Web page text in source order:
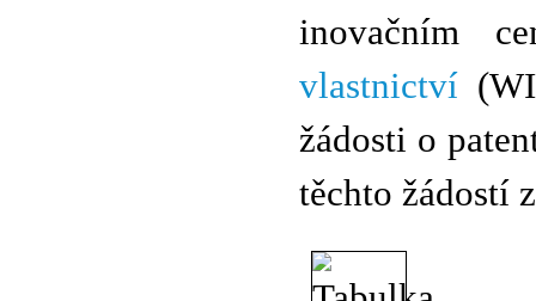
inovačním
vlastnictví
žádosti o
těchto žádostí